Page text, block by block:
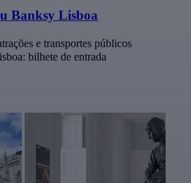
Banksy Lisboa
e transportes públicos
bilhete de entrada